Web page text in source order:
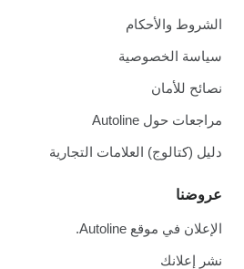
الشروط والأحكام
سياسة الخصوصية
نصائح للأمان
مراجعات حول Autoline
دليل (كتالوج) العلامات التجارية
عروضنا
الإعلان في موقع Autoline.
نشر إعلانك